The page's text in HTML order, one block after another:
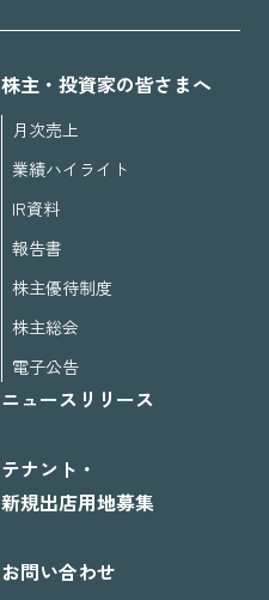
株主・投資家の皆さまへ
月次売上
業績ハイライト
IR資料
報告書
株主優待制度
株主総会
電子公告
ニュースリリース
テナント・
新規出店用地募集
お問い合わせ